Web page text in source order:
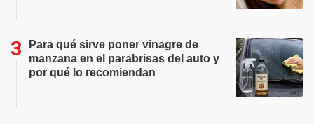
Para qué sirve poner vinagre de
manzana en el parabrisas del auto y
por qué lo recomiendan